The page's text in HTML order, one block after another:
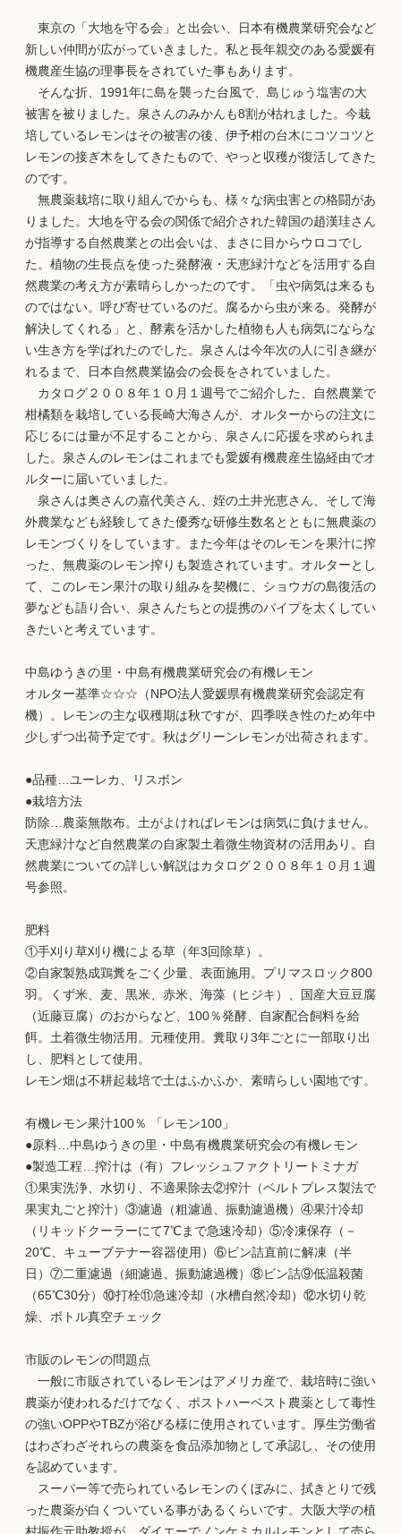
東京の「大地を守る会」と出会い、日本有機農業研究会など
新しい仲間が広がっていきました。私と長年親交のある愛媛有
機農産生協の理事長をされていた事もあります。
そんな折、1991年に島を襲った台風で、島じゅう塩害の大
被害を被りました。泉さんのみかんも8割が枯れました。今栽
培しているレモンはその被害の後、伊予柑の台木にコツコツと
レモンの接ぎ木をしてきたもので、やっと収穫が復活してきた
のです。
無農薬栽培に取り組んでからも、様々な病虫害との格闘があ
りました。大地を守る会の関係で紹介された韓国の趙漢珪さん
が指導する自然農業との出会いは、まさに目からウロコでし
た。植物の生長点を使った発酵液・天恵緑汁などを活用する自
然農業の考え方が素晴らしかったのです。「虫や病気は来るも
のではない。呼び寄せているのだ。腐るから虫が来る。発酵が
解決してくれる」と、酵素を活かした植物も人も病気にならな
い生き方を学ばれたのでした。泉さんは今年次の人に引き継が
れるまで、日本自然農業協会の会長をされていました。
カタログ２００８年１０月１週号でご紹介した、自然農業で
柑橘類を栽培している長崎大海さんが、オルターからの注文に
応じるには量が不足することから、泉さんに応援を求められま
した。泉さんのレモンはこれまでも愛媛有機農産生協経由でオ
ルターに届いていました。
泉さんは奥さんの嘉代美さん、姪の土井光恵さん、そして海
外農業なども経験してきた優秀な研修生数名とともに無農薬の
レモンづくりをしています。また今年はそのレモンを果汁に搾
った、無農薬のレモン搾りも製造されています。オルターとし
て、このレモン果汁の取り組みを契機に、ショウガの島復活の
夢なども語り合い、泉さんたちとの提携のパイプを太くしてい
きたいと考えています。
中島ゆうきの里・中島有機農業研究会の有機レモン
オルター基準☆☆☆（NPO法人愛媛県有機農業研究会認定有
機）。レモンの主な収穫期は秋ですが、四季咲き性のため年中
少しずつ出荷予定です。秋はグリーンレモンが出荷されます。
●品種…ユーレカ、リスボン
●栽培方法
防除…農薬無散布。土がよければレモンは病気に負けません。
天恵緑汁など自然農業の自家製土着微生物資材の活用あり。自
然農業についての詳しい解説はカタログ２００８年１０月１週
号参照。
肥料
①手刈り草刈り機による草（年3回除草）。
②自家製熟成鶏糞をごく少量、表面施用。プリマスロック800
羽。くず米、麦、黒米、赤米、海藻（ヒジキ）、国産大豆豆腐
（近藤豆腐）のおからなど、100％発酵、自家配合飼料を給
餌。土着微生物活用。元種使用。糞取り3年ごとに一部取り出
し、肥料として使用。
レモン畑は不耕起栽培で土はふかふか、素晴らしい園地です。
有機レモン果汁100％ 「レモン100」
●原料…中島ゆうきの里・中島有機農業研究会の有機レモン
●製造工程…搾汁は（有）フレッシュファクトリートミナガ
①果実洗浄、水切り、不適果除去②搾汁（ベルトプレス製法で
果実丸ごと搾汁）③濾過（粗濾過、振動濾過機）④果汁冷却
（リキッドクーラーにて7℃まで急速冷却）⑤冷凍保存（－
20℃、キューブテナー容器使用）⑥ビン詰直前に解凍（半
日）⑦二重濾過（細濾過、振動濾過機）⑧ビン詰⑨低温殺菌
（65℃30分）⑩打栓⑪急速冷却（水槽自然冷却）⑫水切り乾
燥、ボトル真空チェック
市販のレモンの問題点
一般に市販されているレモンはアメリカ産で、栽培時に強い
農薬が使われるだけでなく、ポストハーベスト農薬として毒性
の強いOPPやTBZが浴びる様に使用されています。厚生労働省
はわざわざそれらの農薬を食品添加物として承認し、その使用
を認めています。
スーパー等で売られているレモンのくぼみに、拭きとりで残
った農薬が白くついている事があるくらいです。大阪大学の植